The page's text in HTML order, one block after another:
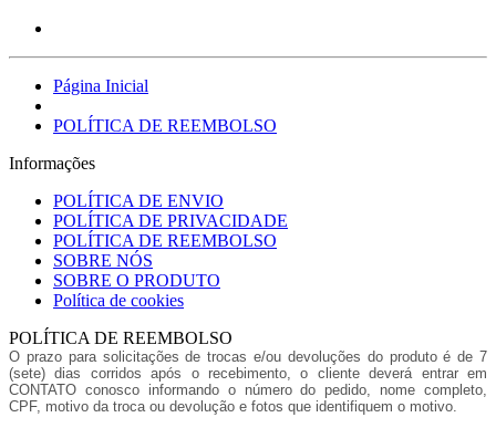
Página Inicial
POLÍTICA DE REEMBOLSO
Informações
POLÍTICA DE ENVIO
POLÍTICA DE PRIVACIDADE
POLÍTICA DE REEMBOLSO
SOBRE NÓS
SOBRE O PRODUTO
Política de cookies
POLÍTICA DE REEMBOLSO
O prazo para solicitações de trocas e/ou devoluções do produto é de 7
(sete) dias corridos após o recebimento, o cliente deverá entrar em
CONTATO conosco informando o número do pedido, nome completo,
CPF, motivo da troca ou devolução e fotos que identifiquem o motivo.